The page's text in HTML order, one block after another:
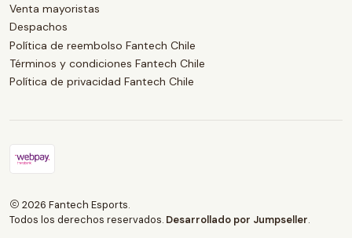
Venta mayoristas
Despachos
Política de reembolso Fantech Chile
Términos y condiciones Fantech Chile
Política de privacidad Fantech Chile
2026 Fantech Esports.
Todos los derechos reservados. Desarrollado por Jumpseller.